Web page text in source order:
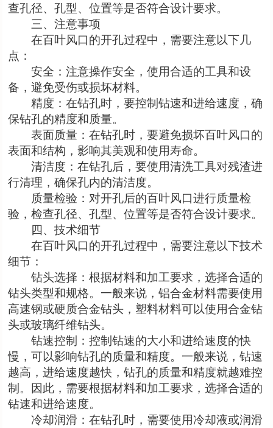
查孔径、孔型、位置等是否符合设计要求。
三、注意事项
在百叶风口的开孔过程中，需要注意以下几
点：
安全：注意操作安全，使用合适的工具和设
备，避免受伤或损坏材料。
精度：在钻孔时，要控制钻速和进给速度，确
保钻孔的精度和质量。
表面质量：在钻孔时，要避免损坏百叶风口的
表面和结构，影响其美观和使用寿命。
清洁度：在钻孔后，要使用清洗工具对残渣进
行清理，确保孔内的清洁度。
质量检验：对开孔后的百叶风口进行质量检
验，检查孔径、孔型、位置等是否符合设计要求。
四、技术细节
在百叶风口的开孔过程中，需要注意以下技术
细节：
钻头选择：根据材料和加工要求，选择合适的
钻头类型和规格。一般来说，铝合金材料需要使用
高速钢或硬质合金钻头，塑料材料可以使用合金钻
头或玻璃纤维钻头。
钻速控制：控制钻速的大小和进给速度的快
慢，可以影响钻孔的质量和精度。一般来说，钻速
越高，进给速度越快，钻孔的质量和精度就越难控
制。因此，需要根据材料和加工要求，选择合适的
钻速和进给速度。
冷却润滑：在钻孔时，需要使用冷却液或润滑